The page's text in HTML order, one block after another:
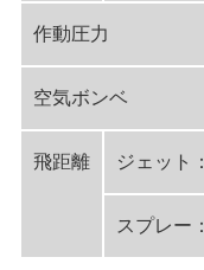
作動圧力
空気ボンベ
飛距離 ジェット：
スプレー：